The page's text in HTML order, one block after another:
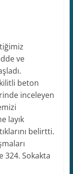
ve
beton
inceleyen
layık
belirtti.
324. Sokakta